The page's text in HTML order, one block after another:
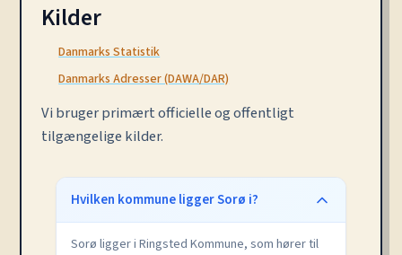
Kilder
Danmarks Statistik
Danmarks Adresser (DAWA/DAR)
Vi bruger primært officielle og offentligt
tilgængelige kilder.
Hvilken kommune ligger Sorø i?
Sorø ligger i Ringsted Kommune, som hører til